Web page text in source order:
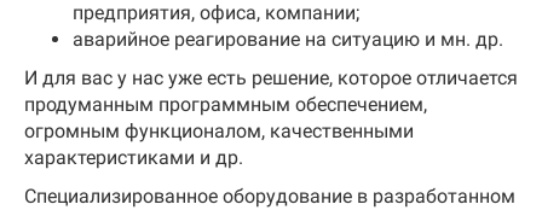
предприятия, офиса, компании;
аварийное реагирование на ситуацию и мн. др.
И для вас у нас уже есть решение, которое отличается
продуманным программным обеспечением,
огромным функционалом, качественными
характеристиками и др.
Специализированное оборудование в разработанном